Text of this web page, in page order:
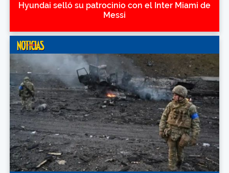
Hyundai selló su patrocinio con el Inter Miami de
Messi